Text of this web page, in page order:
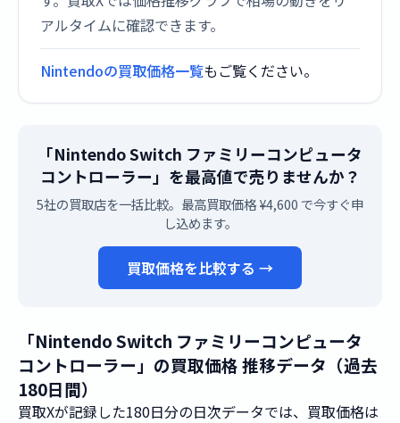
アルタイムに確認できます。
Nintendoの買取価格一覧もご覧ください。
「Nintendo Switch ファミリーコンピュータ
コントローラー」を最高値で売りませんか？
5社の買取店を一括比較。最高買取価格 ¥4,600 で今すぐ申
し込めます。
買取価格を比較する →
「Nintendo Switch ファミリーコンピュータ
コントローラー」の買取価格 推移データ（過去
180日間）
買取Xが記録した180日分の日次データでは、買取価格は